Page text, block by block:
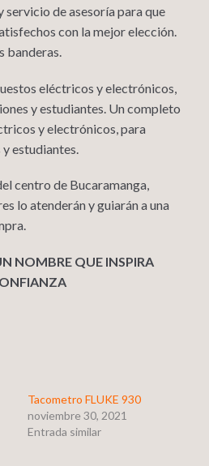
de asesoría para que
con la mejor elección.
banderas.
eléctricos y electrónicos,
y estudiantes. Un completo
y electrónicos, para
estudiantes.
centro de Bucaramanga,
lo atenderán y guiarán a una
NOMBRE QUE INSPIRA
Tacometro FLUKE 930
noviembre 30, 2021
Entrada similar